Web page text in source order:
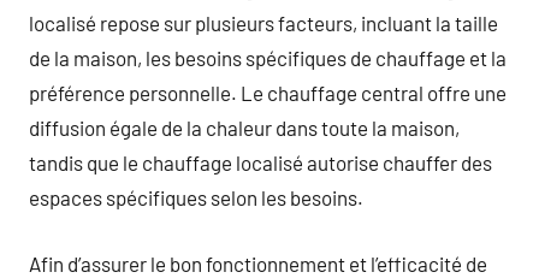
localisé repose sur plusieurs facteurs, incluant la taille
de la maison, les besoins spécifiques de chauffage et la
préférence personnelle. Le chauffage central offre une
diffusion égale de la chaleur dans toute la maison,
tandis que le chauffage localisé autorise chauffer des
espaces spécifiques selon les besoins.
Afin d’assurer le bon fonctionnement et l’efficacité de